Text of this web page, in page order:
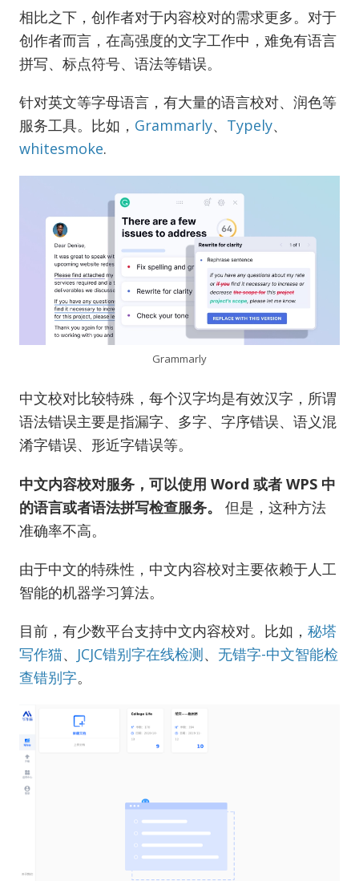
相比之下，创作者对于内容校对的需求更多。对于
创作者而言，在高强度的文字工作中，难免有语言
拼写、标点符号、语法等错误。
针对英文等字母语言，有大量的语言校对、润色等
服务工具。比如， Grammarly、 Typely、
whitesmoke.
Grammarly
中文校对比较特殊，每个汉字均是有效汉字，所谓
语法错误主要是指漏字、多字、字序错误、语义混
淆字错误、形近字错误等。
中文内容校对服务，可以使用 Word 或者 WPS 中
的语言或者语法拼写检查服务。
但是，这种方法
准确率不高。
由于中文的特殊性，中文内容校对主要依赖于人工
智能的机器学习算法。
目前，有少数平台支持中文内容校对。比如， 秘塔
写作猫、 JCJC错别字在线检测、 无错字-中文智能检
查错别字。